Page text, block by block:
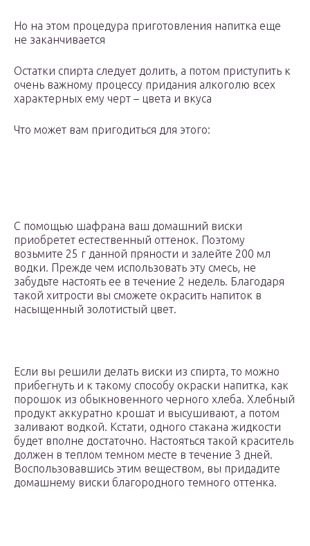
Но на этом процедура приготовления напитка еще
не заканчивается
Остатки спирта следует долить, а потом приступить к
очень важному процессу придания алкоголю всех
характерных ему черт – цвета и вкуса
Что может вам пригодиться для этого:
С помощью шафрана ваш домашний виски
приобретет естественный оттенок. Поэтому
возьмите 25 г данной пряности и залейте 200 мл
водки. Прежде чем использовать эту смесь, не
забудьте настоять ее в течение 2 недель. Благодаря
такой хитрости вы сможете окрасить напиток в
насыщенный золотистый цвет.
Если вы решили делать виски из спирта, то можно
прибегнуть и к такому способу окраски напитка, как
порошок из обыкновенного черного хлеба. Хлебный
продукт аккуратно крошат и высушивают, а потом
заливают водкой. Кстати, одного стакана жидкости
будет вполне достаточно. Настояться такой краситель
должен в теплом темном месте в течение 3 дней.
Воспользовавшись этим веществом, вы придадите
домашнему виски благородного темного оттенка.